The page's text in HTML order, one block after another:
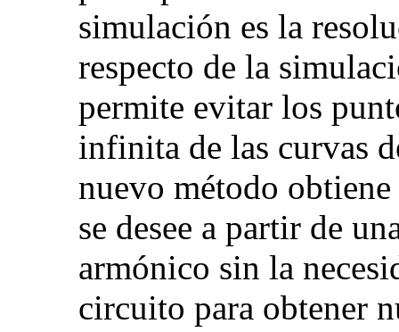
simulación es la
respecto de la
permite evitar los
infinita de las curvas
nuevo método
se desee a partir de
armónico sin la
circuito para obtener